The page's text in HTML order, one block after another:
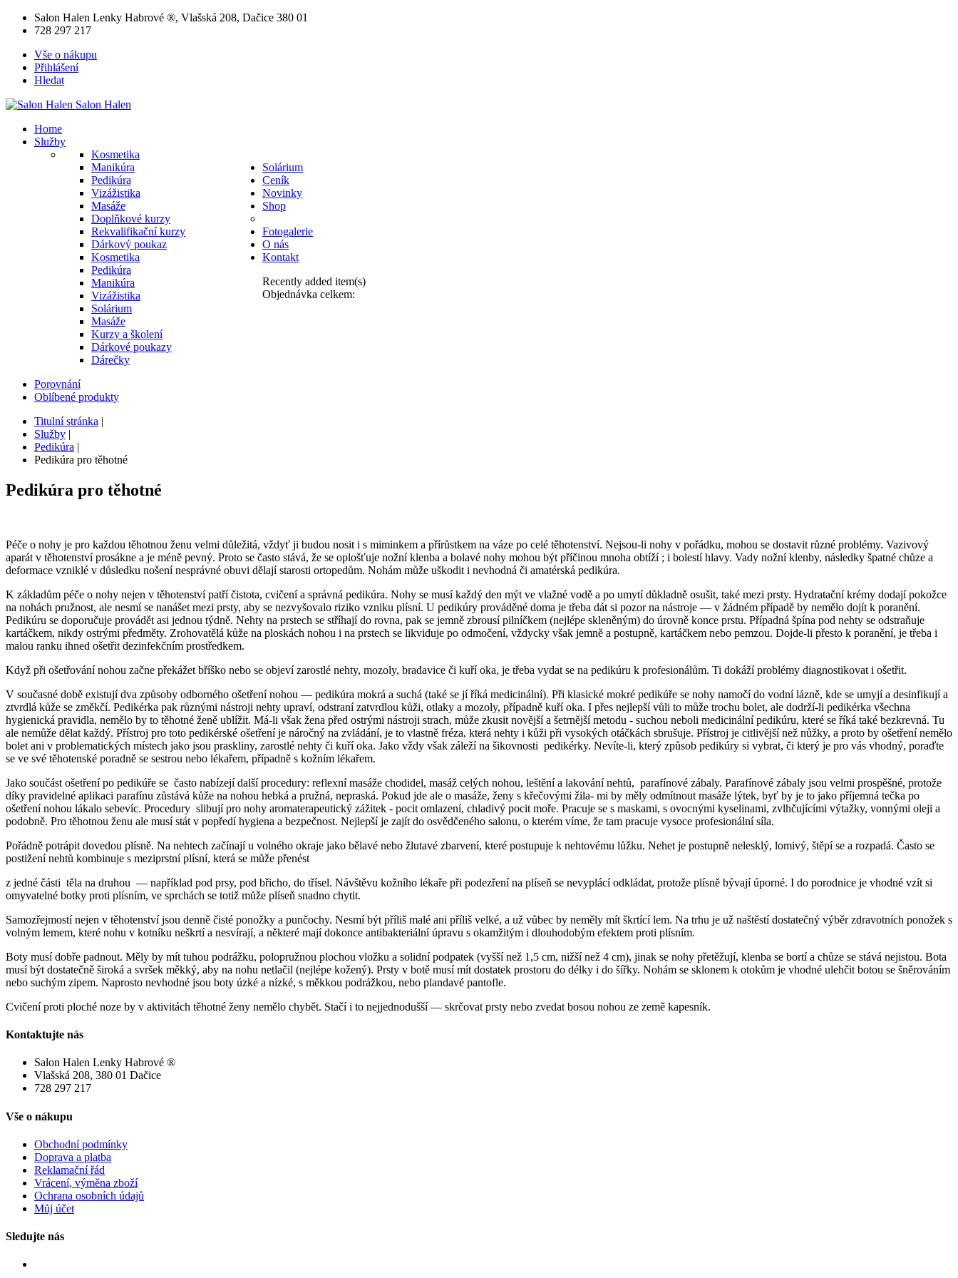
Salon Halen Lenky Habrové ®, Vlašská 208, Dačice 380 01
728 297 217
Vše o nákupu
Přihlášení
Hledat
Salon Halen
Home
Služby
Kosmetika
Manikúra
Pedikúra
Vizážistika
Masáže
Doplňkové kurzy
Rekvalifikační kurzy
Dárkový poukaz
Solárium
Ceník
Novinky
Shop
Kosmetika
Pedikúra
Manikúra
Vizážistika
Solárium
Masáže
Kurzy a školení
Dárkové poukazy
Dárečky
Fotogalerie
O nás
Kontakt
Recently added item(s)
Objednávka celkem:
Porovnání
Oblíbené produkty
Titulní stránka |
Služby |
Pedikúra |
Pedikúra pro těhotné
Pedikúra pro těhotné
Péče o nohy je pro každou těhotnou ženu velmi důležitá, vždyť ji budou nosit i s miminkem a přírůstkem na váze po celé těhotenství. Nejsou-li nohy v pořádku, mohou se dostavit různé problémy. Vazivový
aparát v těhotenství prosákne a je méně pevný. Proto se často stává, že se oplošťuje nožní klenba a bolavé nohy mohou být příčinou mnoha obtíží ; i bolestí hlavy. Vady nožní klenby, následky špatné chůze a
deformace vzniklé v důsledku nošení nesprávné obuvi dělají starosti ortopedům. Nohám může uškodit i nevhodná či amatérská pedikúra.
K základům péče o nohy nejen v těhotenství patří čistota, cvičení a správná pedikúra. Nohy se musí každý den mýt ve vlažné vodě a po umytí důkladně osušit, také mezi prsty. Hydratační krémy dodají pokožce
na nohách pružnost, ale nesmí se nanášet mezi prsty, aby se nezvyšovalo riziko vzniku plísní. U pedikúry prováděné doma je třeba dát si pozor na nástroje — v žádném případě by nemělo dojít k poranění.
Pedikúru se doporučuje provádět asi jednou týdně. Nehty na prstech se stříhají do rovna, pak se jemně zbrousí pilníčkem (nejlépe skleněným) do úrovně konce prstu. Případná špína pod nehty se odstraňuje
kartáčkem, nikdy ostrými předměty. Zrohovatělá kůže na ploskách nohou i na prstech se likviduje po odmočení, vždycky však jemně a postupně, kartáčkem nebo pemzou. Dojde-li přesto k poranění, je třeba i
malou ranku ihned ošetřit dezinfekčním prostředkem.
Když při ošetřování nohou začne překážet bříško nebo se objeví zarostlé nehty, mozoly, bradavice či kuří oka, je třeba vydat se na pedikúru k profesionálům. Ti dokáží problémy diagnostikovat i ošetřit.
V současné době existují dva způsoby odborného ošetření nohou — pedikúra mokrá a suchá (také se jí říká medicinální). Při klasické mokré pedikúře se nohy namočí do vodní lázně, kde se umyjí a desinfikují a
ztvrdlá kůže se změkčí. Pedikérka pak různými nástroji nehty upraví, odstraní zatvrdlou kůži, otlaky a mozoly, případně kuří oka. I přes nejlepší vůli to může trochu bolet, ale dodrží-li pedikérka všechna
hygienická pravidla, nemělo by to těhotné ženě ublížit. Má-li však žena před ostrými nástroji strach, může zkusit novější a šetrnější metodu - suchou neboli medicinální pedikúru, které se říká také bezkrevná. Tu
ale nemůže dělat každý. Přístroj pro toto pedikérské ošetření je náročný na zvládání, je to vlastně fréza, která nehty i kůži při vysokých otáčkách sbrušuje. Přístroj je citlivější než nůžky, a proto by ošetření nemělo
bolet ani v problematických místech jako jsou praskliny, zarostlé nehty či kuří oka. Jako vždy však záleží na šikovnosti pedikérky. Nevíte-li, který způsob pedikúry si vybrat, či který je pro vás vhodný, poraďte
se ve své těhotenské poradně se sestrou nebo lékařem, případně s kožním lékařem.
Jako součást ošetření po pedikúře se často nabízejí další procedury: reflexní masáže chodidel, masáž celých nohou, leštění a lakování nehtů, parafínové zábaly. Parafínové zábaly jsou velmi prospěšné, protože
díky pravidelné aplikaci parafínu zůstává kůže na nohou hebká a pružná, nepraská. Pokud jde ale o masáže, ženy s křečovými žila- mi by měly odmítnout masáže lýtek, byť by je to jako příjemná tečka po
ošetření nohou lákalo sebevíc. Procedury slibují pro nohy aromaterapeutický zážitek - pocit omlazení, chladivý pocit moře. Pracuje se s maskami, s ovocnými kyselinami, zvlhčujícími výtažky, vonnými oleji a
podobně. Pro těhotnou ženu ale musí stát v popředí hygiena a bezpečnost. Nejlepší je zajít do osvědčeného salonu, o kterém víme, že tam pracuje vysoce profesionální síla.
Pořádně potrápit dovedou plísně. Na nehtech začínají u volného okraje jako bělavé nebo žlutavé zbarvení, které postupuje k nehtovému lůžku. Nehet je postupně nelesklý, lomivý, štěpí se a rozpadá. Často se
postižení nehtů kombinuje s meziprstní plísní, která se může přenést
z jedné části těla na druhou — například pod prsy, pod břicho, do třísel. Návštěvu kožního lékaře při podezření na plíseň se nevyplácí odkládat, protože plísně bývají úporné. I do porodnice je vhodné vzít si
omyvatelné botky proti plísním, ve sprchách se totiž může plíseň snadno chytit.
Samozřejmostí nejen v těhotenství jsou denně čisté ponožky a punčochy. Nesmí být příliš malé ani příliš velké, a už vůbec by neměly mít škrtící lem. Na trhu je už naštěstí dostatečný výběr zdravotních ponožek s
volným lemem, které nohu v kotníku neškrtí a nesvírají, a některé mají dokonce antibakteriální úpravu s okamžitým i dlouhodobým efektem proti plísním.
Boty musí dobře padnout. Měly by mít tuhou podrážku, polopružnou plochou vložku a solidní podpatek (vyšší než 1,5 cm, nižší než 4 cm), jinak se nohy přetěžují, klenba se bortí a chůze se stává nejistou. Bota
musí být dostatečně široká a svršek měkký, aby na nohu netlačil (nejlépe kožený). Prsty v botě musí mít dostatek prostoru do délky i do šířky. Nohám se sklonem k otokům je vhodné ulehčit botou se šněrováním
nebo suchým zipem. Naprosto nevhodné jsou boty úzké a nízké, s měkkou podrážkou, nebo plandavé pantofle.
Cvičení proti ploché noze by v aktivitách těhotné ženy nemělo chybět. Stačí i to nejjednodušší — skrčovat prsty nebo zvedat bosou nohou ze země kapesník.
Kontaktujte nás
Salon Halen Lenky Habrové ®
Vlašská 208, 380 01 Dačice
728 297 217
Vše o nákupu
Obchodní podmínky
Doprava a platba
Reklamační řád
Vrácení, výměna zboží
Ochrana osobních údajů
Můj účet
Sledujte nás